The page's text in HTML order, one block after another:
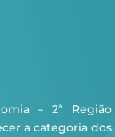
– 2ª Região
a categoria dos